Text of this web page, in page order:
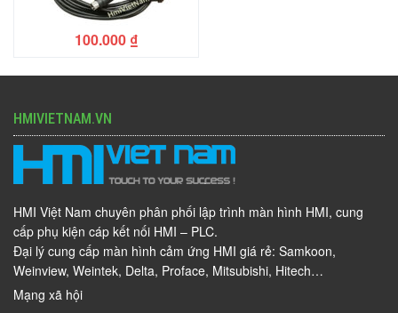
100.000 ₫
HMIVIETNAM.VN
HMI Việt Nam chuyên phân phối lập trình màn hình HMI, cung
cấp phụ kiện cáp kết nối HMI – PLC.
Đại lý cung cấp màn hình cảm ứng HMI giá rẻ: Samkoon,
Weinview, Weintek, Delta, Proface, Mitsubishi, Hitech…
Mạng xã hội